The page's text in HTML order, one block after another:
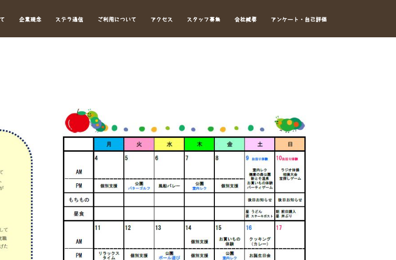
企業理念 ステラ通信 ご利用について アクセス スタッフ募集 会社概要 アンケート・自己評価